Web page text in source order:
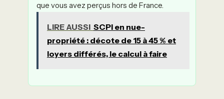
que vous avez perçus hors de France.
LIRE AUSSI SCPI en nue-
propriété : décote de 15 à 45 % et
loyers différés, le calcul à faire